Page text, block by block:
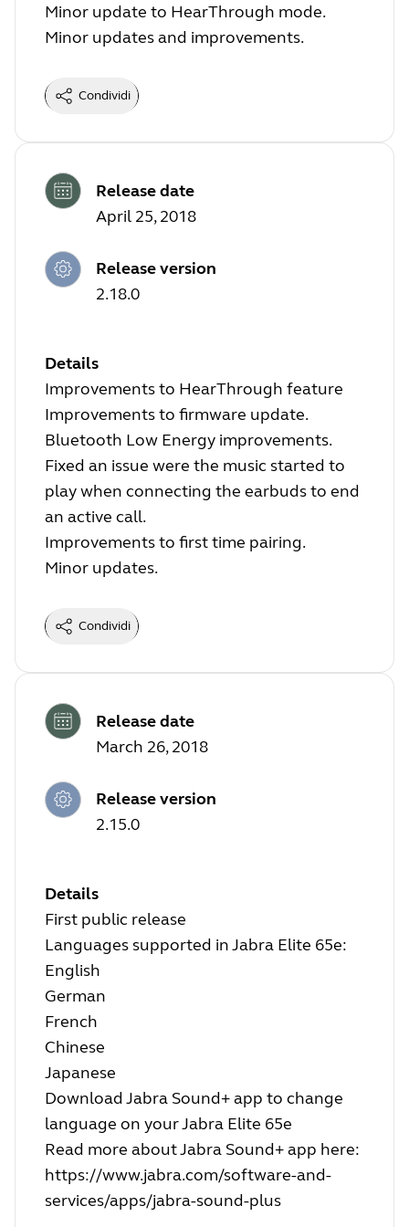
Minor update to HearThrough mode.
Minor updates and improvements.
Condividi
Release date
April 25, 2018
Release version
2.18.0
Details
Improvements to HearThrough feature
Improvements to firmware update.
Bluetooth Low Energy improvements.
Fixed an issue were the music started to
play when connecting the earbuds to end
an active call.
Improvements to first time pairing.
Minor updates.
Condividi
Release date
March 26, 2018
Release version
2.15.0
Details
First public release
Languages supported in Jabra Elite 65e:
English
German
French
Chinese
Japanese
Download Jabra Sound+ app to change
language on your Jabra Elite 65e
Read more about Jabra Sound+ app here:
https://www.jabra.com/software-and-
services/apps/jabra-sound-plus